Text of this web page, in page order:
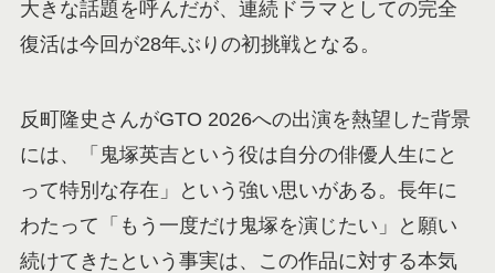
大きな話題を呼んだが、連続ドラマとしての完全
復活は今回が28年ぶりの初挑戦となる。
反町隆史さんがGTO 2026への出演を熱望した背景
には、「鬼塚英吉という役は自分の俳優人生にと
って特別な存在」という強い思いがある。長年に
わたって「もう一度だけ鬼塚を演じたい」と願い
続けてきたという事実は、この作品に対する本気